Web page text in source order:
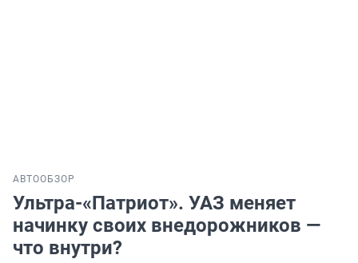
АВТООБЗОР
Ультра-«Патриот». УАЗ меняет
начинку своих внедорожников —
что внутри?